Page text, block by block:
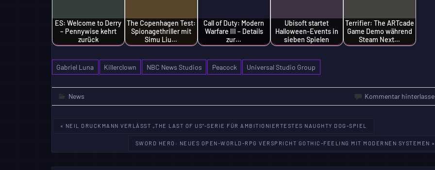
ES: Welcome to Derry
– Pennywise kehrt
zurück
The Copenhagen Test:
Spionagethriller mit
Simu Liu…
Call of Duty: Modern
Warfare III – Details
zur…
Ubisoft startet
Halloween-Events in
sieben Spielen
Terrifier: The ARTcade
Game Demo während
Steam Next…
Gabriel Luna Killerclown NBC News Studios Peacock Universal Studio Group
News Kommentar
Beitragsnavigation
« NEIL DRUCKMANN VERLÄSST „THE LAST OF US“-SERIE FÜR AMBITIONIERTESTES NAUGHTY DOG-SPIEL
SWORD HERO: NEUES OPEN-WORLD-RPG VERSPRICHT GOTHIC-FEELING MIT MODERNEN SYSTEMEN »